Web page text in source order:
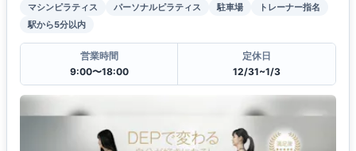
マシンピラティス パーソナルピラティス 駐車場
トレーナー指名
駅から5分以内
営業時間
9:00〜18:00
定休日
12/31~1/3